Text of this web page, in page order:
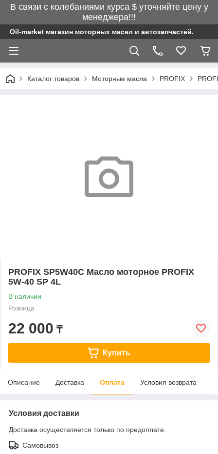
В связи с колебаниями курса $ уточняйте цену у
менеджера!!!
Oil-market магазин моторных масел и автозапчастей.
Каталог товаров Моторные масла PROFIX
PROFIX SP5W40C Масло моторное PROFIX
5W-40 SP 4L
В наличии
Розница
22 000 ₸
Купить
Описание Доставка Оплата Условия возврата
Условия доставки
Доставка осуществляется только по предоплате.
Самовывоз